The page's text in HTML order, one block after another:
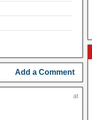
Add a Comment
at